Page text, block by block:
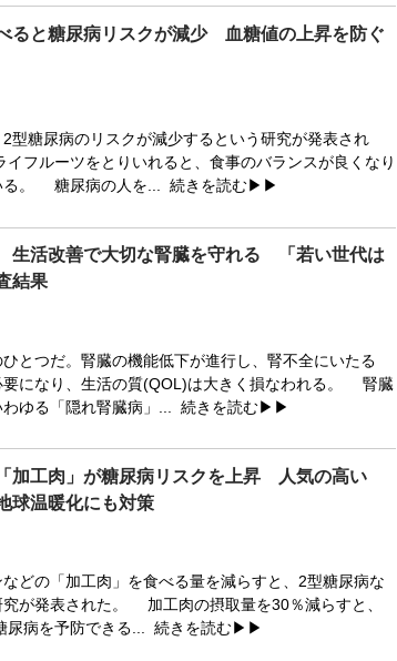
ると糖尿病リスクが減少 血糖値の上昇を防ぐ
型糖尿病のリスクが減少するという研究が発表され
フルーツをとりいれると、食事のバランスが良くなり
る。 糖尿病の人を... 続きを読む▶▶
生活改善で大切な腎臓を守れる 「若い世代は
結果
とつだ。腎臓の機能低下が進行し、腎不全にいたる
要になり、生活の質(QOL)は大きく損なわれる。 腎臓
ゆる「隠れ腎臓病」... 続きを読む▶▶
加工肉」が糖尿病リスクを上昇 人気の高い
球温暖化にも対策
どの「加工肉」を食べる量を減らすと、2型糖尿病な
が発表された。 加工肉の摂取量を30％減らすと、
尿病を予防できる... 続きを読む▶▶